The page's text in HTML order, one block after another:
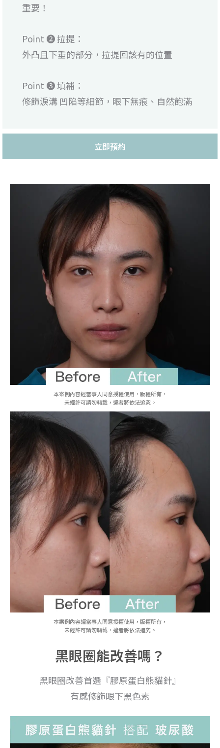
重要！
Point ❷ 拉提：
外凸且下垂的部分，拉提回該有的位置
Point ❸ 填補：
修飾淚溝 凹陷等細節，眼下無痕、自然飽滿
立即預約
本案例內容經當事人同意授權使用，版權所有，
未經許可請勿轉載，違者將依法追究。
本案例內容經當事人同意授權使用，版權所有，
未經許可請勿轉載，違者將依法追究。
黑眼圈能改善嗎？
黑眼圈改善首選『膠原蛋白熊貓針』
有感修飾眼下黑色素